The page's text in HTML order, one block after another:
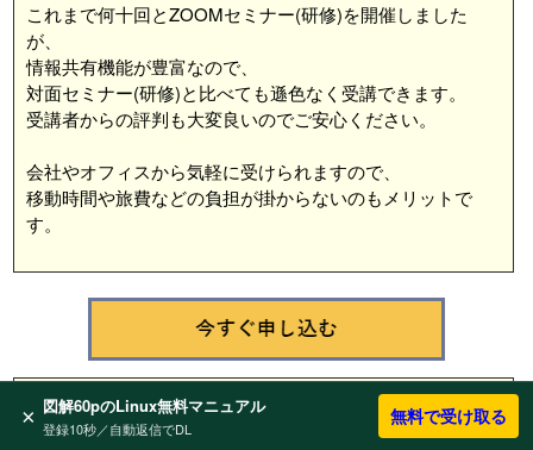
これまで何十回とZOOMセミナー(研修)を開催しました
が、
情報共有機能が豊富なので、
対面セミナー(研修)と比べても遜色なく受講できます。
受講者からの評判も大変良いのでご安心ください。
会社やオフィスから気軽に受けられますので、
移動時間や旅費などの負担が掛からないのもメリットで
す。
Ｑ.AWSアカウントがありません。
× 図解60pのLinux無料マニュアル
登録10秒／自動返信でDL
無料で受け取る